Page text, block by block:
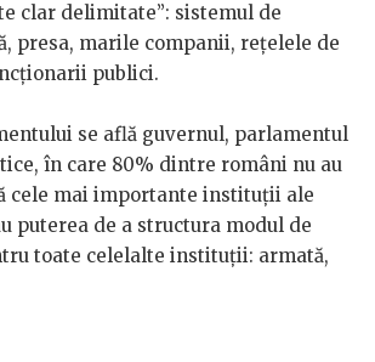
clar delimitate”: sistemul de
presa, marile companii, rețelele de
publici.
se află guvernul, parlamentul
în care 80% dintre români nu au
cele mai importante instituții ale
puterea de a structura modul de
toate celelalte instituții: armată,